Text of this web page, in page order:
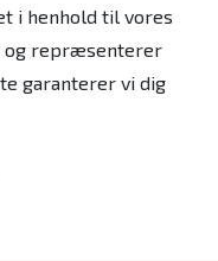
i henhold til vores
og repræsenterer
garanterer vi dig